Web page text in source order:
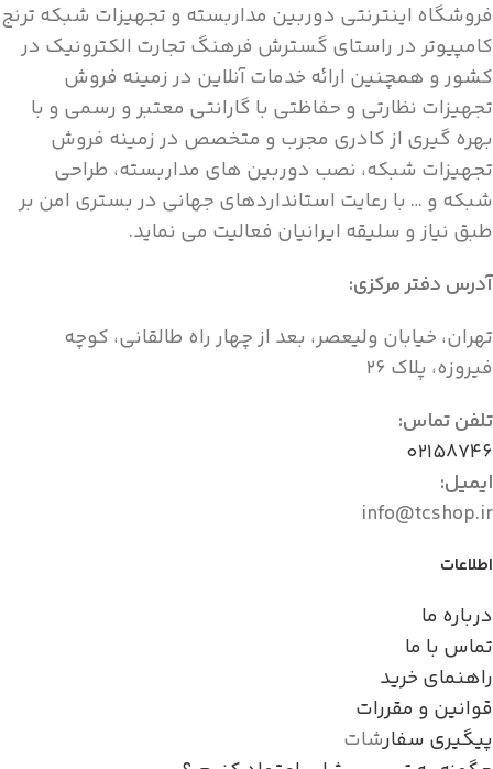
فروشگاه اینترنتی دوربین مداربسته و تجهیزات شبکه ترنج
کامپیوتر در راستای گسترش فرهنگ تجارت الکترونیک در
کشور و همچنین ارائه خدمات آنلاین در زمینه فروش
تجهیزات نظارتی و حفاظتی با گارانتی معتبر و رسمی و با
بهره گیری از کادری مجرب و متخصص در زمینه فروش
تجهیزات شبکه، نصب دوربین های مداربسته، طراحی
شبکه و … با رعایت استانداردهای جهانی در بستری امن بر
طبق نیاز و سلیقه ایرانیان فعالیت می نماید.
آدرس دفتر مرکزی:
تهران، خیابان ولیعصر، بعد از چهار راه طالقانی، کوچه
فیروزه، پلاک ۲۶
تلفن تماس:
۰۲۱۵۸۷۴۶
ایمیل:
info@tcshop.ir
اطلاعات
درباره ما
تماس با ما
راهنمای خرید
قوانین و مقررات
پیگیری سفارشات